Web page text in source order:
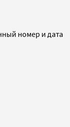
номер и дата